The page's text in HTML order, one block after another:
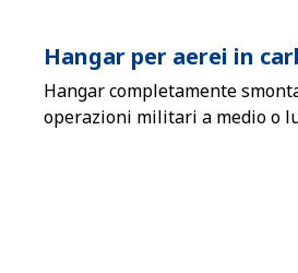
Hangar per aerei in
Hangar completamente
operazioni militari a medio o